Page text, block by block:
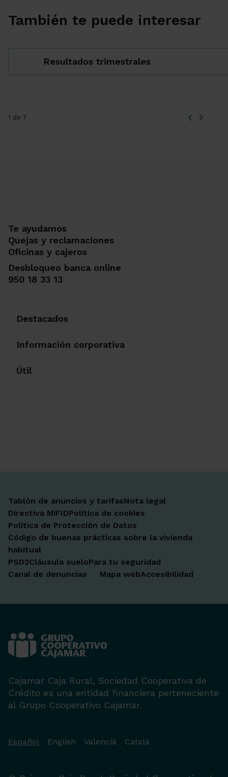
También te puede interesar
Resultados trimestrales
1 de 7
Te ayudamos
Quejas y reclamaciones
Oficinas y cajeros
Desbloqueo banca online
950 18 33 13
Destacados
Información corporativa
Útil
Tablón de anuncios y tarifasNota legal
Directiva MiFIDPolítica de cookies
Política de Protección de Datos
Código de buenas prácticas sobre la vivienda
habitual
PSD2Cláusula sueloPara tu seguridad
Canal de denuncias
Mapa webAccesibilidad
Cajamar Caja Rural, Sociedad Cooperativa de
Crédito es una entidad financiera perteneciente
al Grupo Cooperativo Cajamar.
Español English Valencià Català